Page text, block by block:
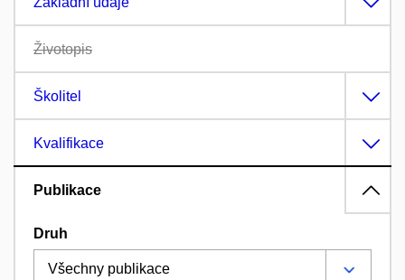
Životopis
Školitel
Kvalifikace
Publikace
Druh